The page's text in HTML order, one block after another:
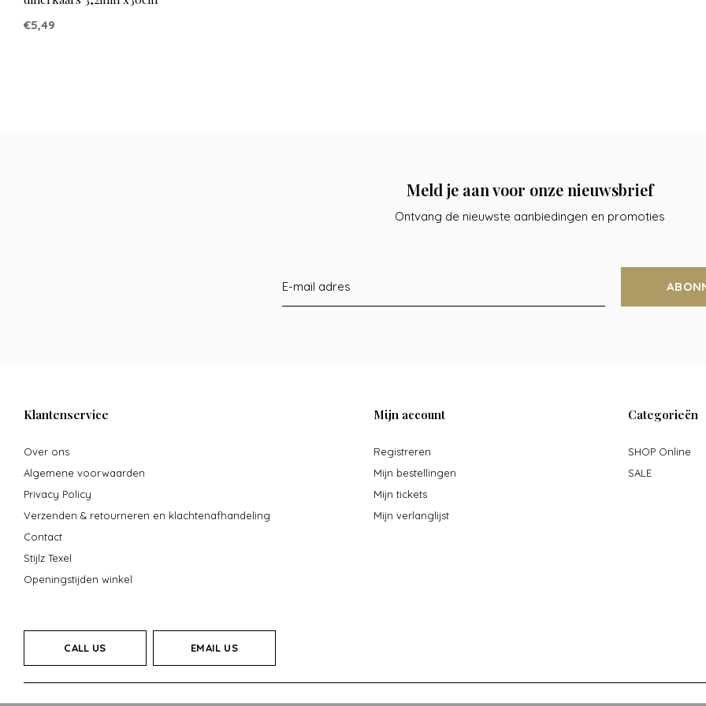
€5,49
Meld je aan voor onze nieuwsbrief
Ontvang de nieuwste aanbiedingen en promoties
Klantenservice
Over ons
Algemene voorwaarden
Privacy Policy
Verzenden & retourneren en klachtenafhandeling
Contact
Stijlz Texel
Openingstijden winkel
Mijn account
Registreren
Mijn bestellingen
Mijn tickets
Mijn verlanglijst
Categorieën
SHOP Online
SALE
CALL US EMAIL US